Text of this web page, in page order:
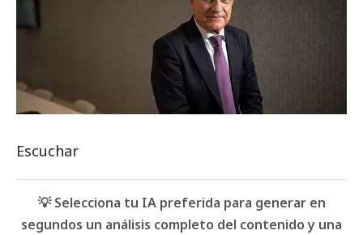
Escuchar
💡 Selecciona tu IA preferida para generar en
segundos un análisis completo del contenido y una